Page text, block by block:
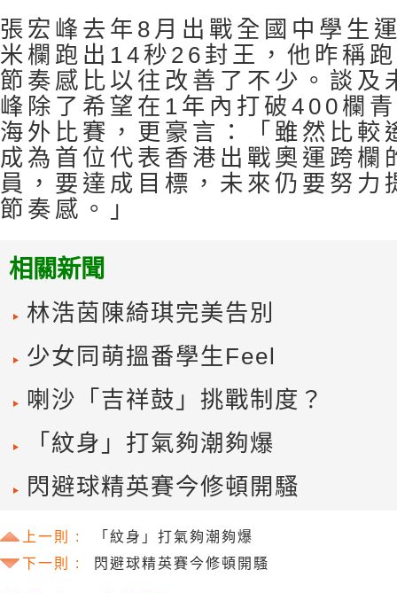
張宏峰去年8月出戰全國中學生
米欄跑出14秒26封王，他昨稱
節奏感比以往改善了不少。談及
峰除了希望在1年內打破400欄
海外比賽，更豪言：「雖然比較
成為首位代表香港出戰奧運跨欄
員，要達成目標，未來仍要努力
節奏感。」
相關新聞
林浩茵陳綺琪完美告別
少女同萌搵番學生Feel
喇沙「吉祥鼓」挑戰制度？
「紋身」打氣夠潮夠爆
閃避球精英賽今修頓開騷
上一則 :
「紋身」打氣夠潮夠爆
下一則 :
閃避球精英賽今修頓開騷